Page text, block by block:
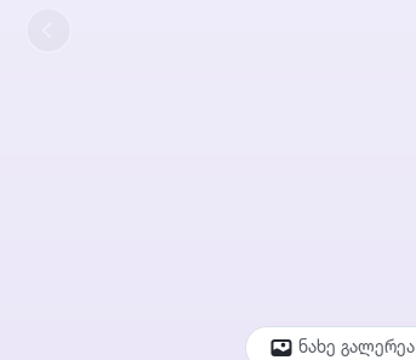
ნახე გალერეა